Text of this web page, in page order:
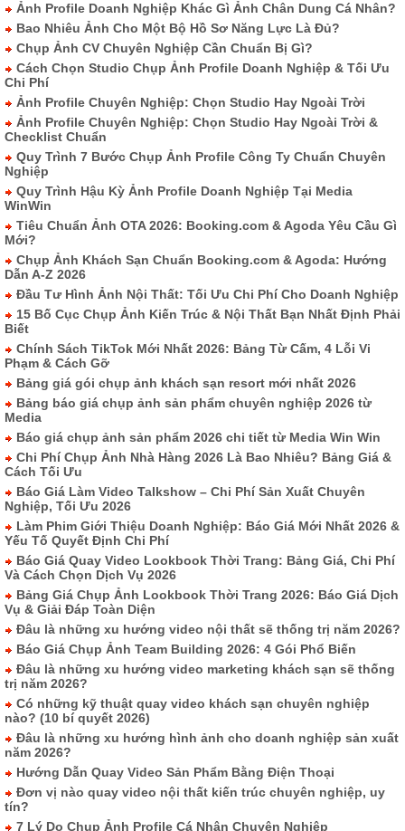
Ảnh Profile Doanh Nghiệp Khác Gì Ảnh Chân Dung Cá Nhân?
Bao Nhiêu Ảnh Cho Một Bộ Hồ Sơ Năng Lực Là Đủ?
Chụp Ảnh CV Chuyên Nghiệp Cần Chuẩn Bị Gì?
Cách Chọn Studio Chụp Ảnh Profile Doanh Nghiệp & Tối Ưu
Chi Phí
Ảnh Profile Chuyên Nghiệp: Chọn Studio Hay Ngoài Trời
Ảnh Profile Chuyên Nghiệp: Chọn Studio Hay Ngoài Trời &
Checklist Chuẩn
Quy Trình 7 Bước Chụp Ảnh Profile Công Ty Chuẩn Chuyên
Nghiệp
Quy Trình Hậu Kỳ Ảnh Profile Doanh Nghiệp Tại Media
WinWin
Tiêu Chuẩn Ảnh OTA 2026: Booking.com & Agoda Yêu Cầu Gì
Mới?
Chụp Ảnh Khách Sạn Chuẩn Booking.com & Agoda: Hướng
Dẫn A-Z 2026
Đầu Tư Hình Ảnh Nội Thất: Tối Ưu Chi Phí Cho Doanh Nghiệp
15 Bố Cục Chụp Ảnh Kiến Trúc & Nội Thất Bạn Nhất Định Phải
Biết
Chính Sách TikTok Mới Nhất 2026: Bảng Từ Cấm, 4 Lỗi Vi
Phạm & Cách Gỡ
Bảng giá gói chụp ảnh khách sạn resort mới nhất 2026
Bảng báo giá chụp ảnh sản phẩm chuyên nghiệp 2026 từ
Media
Báo giá chụp ảnh sản phẩm 2026 chi tiết từ Media Win Win
Chi Phí Chụp Ảnh Nhà Hàng 2026 Là Bao Nhiêu? Bảng Giá &
Cách Tối Ưu
Báo Giá Làm Video Talkshow – Chi Phí Sản Xuất Chuyên
Nghiệp, Tối Ưu 2026
Làm Phim Giới Thiệu Doanh Nghiệp: Báo Giá Mới Nhất 2026 &
Yếu Tố Quyết Định Chi Phí
Báo Giá Quay Video Lookbook Thời Trang: Bảng Giá, Chi Phí
Và Cách Chọn Dịch Vụ 2026
Bảng Giá Chụp Ảnh Lookbook Thời Trang 2026: Báo Giá Dịch
Vụ & Giải Đáp Toàn Diện
Đâu là những xu hướng video nội thất sẽ thống trị năm 2026?
Báo Giá Chụp Ảnh Team Building 2026: 4 Gói Phổ Biến
Đâu là những xu hướng video marketing khách sạn sẽ thống
trị năm 2026?
Có những kỹ thuật quay video khách sạn chuyên nghiệp
nào? (10 bí quyết 2026)
Đâu là những xu hướng hình ảnh cho doanh nghiệp sản xuất
năm 2026?
Hướng Dẫn Quay Video Sản Phẩm Bằng Điện Thoại
Đơn vị nào quay video nội thất kiến trúc chuyên nghiệp, uy
tín?
7 Lý Do Chụp Ảnh Profile Cá Nhân Chuyên Nghiệp